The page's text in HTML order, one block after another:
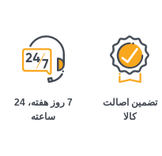
ساده‌ترین شکل ممکن اتفاق
تمام امور زندگی، وابستگی
تضمین اصالت
کالا
7 روز هفته، 24
ساعته